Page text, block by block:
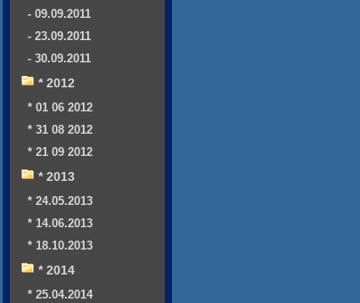
- 09.09.2011
- 23.09.2011
- 30.09.2011
* 2012
* 01 06 2012
* 31 08 2012
* 21 09 2012
* 2013
* 24.05.2013
* 14.06.2013
* 18.10.2013
* 2014
* 25.04.2014